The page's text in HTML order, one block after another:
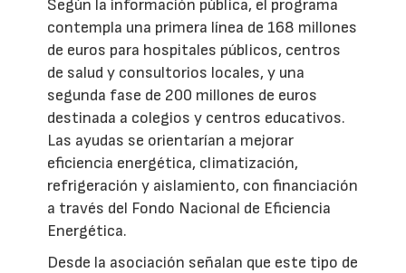
Según la información pública, el programa
contempla una primera línea de 168 millones
de euros para hospitales públicos, centros
de salud y consultorios locales, y una
segunda fase de 200 millones de euros
destinada a colegios y centros educativos.
Las ayudas se orientarían a mejorar
eficiencia energética, climatización,
refrigeración y aislamiento, con financiación
a través del Fondo Nacional de Eficiencia
Energética.
Desde la asociación señalan que este tipo de